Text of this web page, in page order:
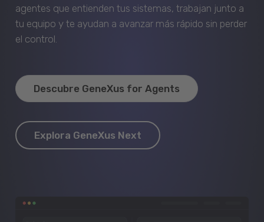
agentes que entienden tus sistemas, trabajan junto a
tu equipo y te ayudan a avanzar más rápido sin perder
el control.
Descubre GeneXus for Agents
Explora GeneXus Next